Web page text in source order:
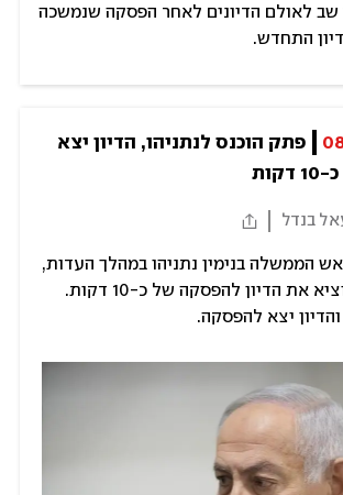
לאולם הדיונים לאחר הפסקה שנמשכה
בנדל
הממשלה בנימין נתניהו במהלך העדות,
והוא ביקש להוציא את הדיון להפסקה של כ-10 דקות.
יצא להפסקה.